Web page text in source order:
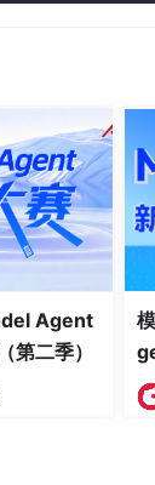
--> ROUTER[存储
热数据| SSD[SSD/
冷数据| PROXY
[
步回迁| SSD
历史访问模式训
Agent
第二季）